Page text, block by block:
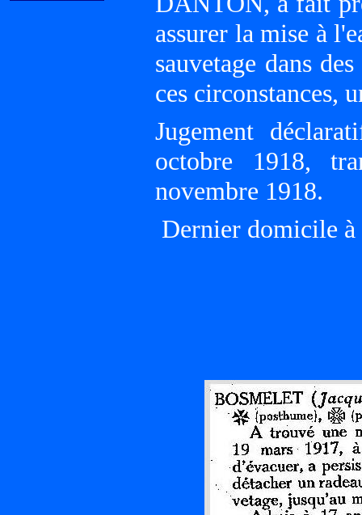
assurer la mise à
sauvetage dans
ces circonstances,
Jugement
octobre 1918,
novembre 1918.
Dernier domicile